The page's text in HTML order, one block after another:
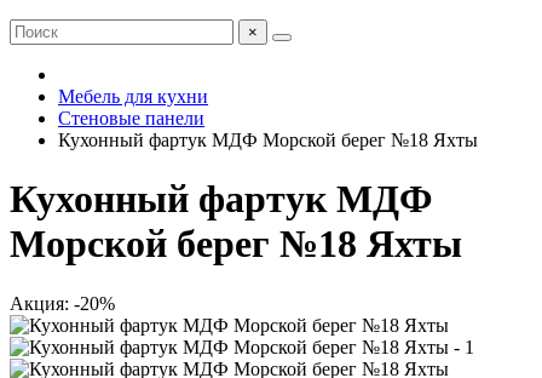
×
Мебель для кухни
Стеновые панели
Кухонный фартук МДФ Морской берег №18 Яхты
Кухонный фартук МДФ
Морской берег №18 Яхты
Акция: -20%